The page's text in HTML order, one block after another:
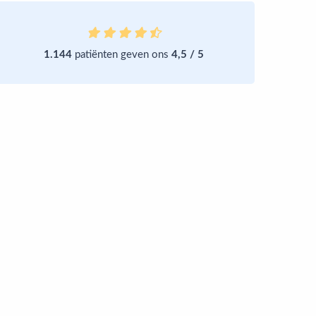
1.144 patiënten geven ons4,5 / 5